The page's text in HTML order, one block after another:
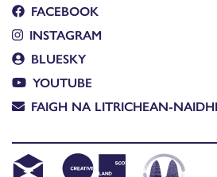
FACEBOOK
INSTAGRAM
BLUESKY
YOUTUBE
FAIGH NA LITRICHEAN-